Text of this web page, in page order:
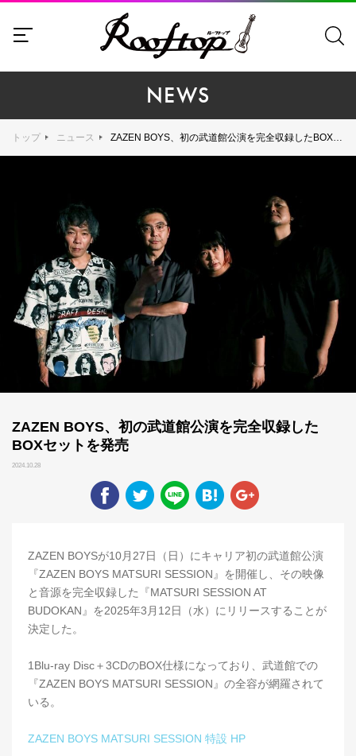
NEWS
トップ ニュース ZAZEN BOYS、初の武道館公演を完全収録したBOXセットを発売
ZAZEN BOYS、初の武道館公演を完全収録した
BOXセットを発売
2024.10.28
ZAZEN BOYSが10月27日（日）にキャリア初の武道館公演
『ZAZEN BOYS MATSURI SESSION』を開催し、その映像
と音源を完全収録した『MATSURI SESSION AT
BUDOKAN』を2025年3月12日（水）にリリースすることが
決定した。
1Blu-ray Disc＋3CDのBOX仕様になっており、武道館での
『ZAZEN BOYS MATSURI SESSION』の全容が網羅されて
いる。
ZAZEN BOYS MATSURI SESSION 特設 HP